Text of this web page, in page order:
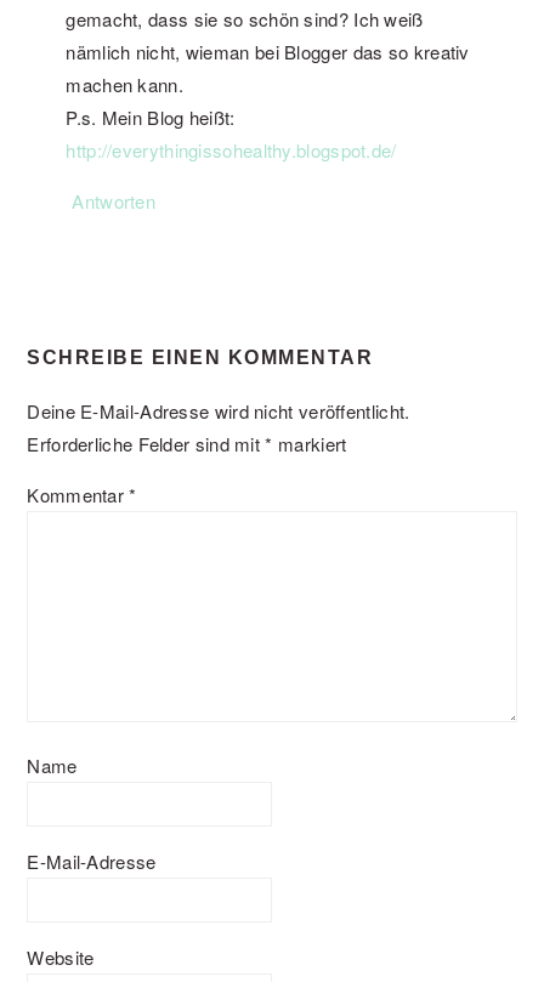
gemacht, dass sie so schön sind? Ich weiß
nämlich nicht, wieman bei Blogger das so kreativ
machen kann.
P.s. Mein Blog heißt:
http://everythingissohealthy.blogspot.de/
Antworten
SCHREIBE EINEN KOMMENTAR
Deine E-Mail-Adresse wird nicht veröffentlicht.
Erforderliche Felder sind mit* markiert
Kommentar*
Name
E-Mail-Adresse
Website